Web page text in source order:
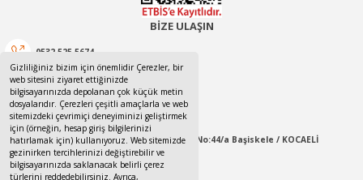
Gizliliğiniz bizim için önemlidir Çerezler, bir
web sitesini ziyaret ettiğinizde
bilgisayarınızda depolanan çok küçük metin
dosyalarıdır. Çerezleri çeşitli amaçlarla ve web
sitemizdeki çevrimiçi deneyiminizi geliştirmek
için (örneğin, hesap giriş bilgilerinizi
hatırlamak için) kullanıyoruz. Web sitemizde
gezinirken tercihlerinizi değiştirebilir ve
bilgisayarınızda saklanacak belirli çerez
türlerini reddedebilirsiniz. Ayrıca,
BİZE ULAŞIN
0532 525 5674
0532 525 5674
canotom41@gmail.com
Yaylacık Mahallesi Mert İnan Sokak No:44/a Başiskele / KOCAELİ
09:00-18:00 Pazartesi / Cumartesi